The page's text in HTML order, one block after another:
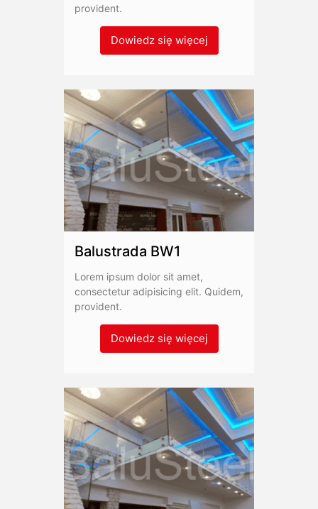
provident.
Dowiedz się więcej
Balustrada BW1
Lorem ipsum dolor sit amet,
consectetur adipisicing elit. Quidem,
provident.
Dowiedz się więcej